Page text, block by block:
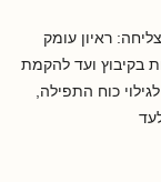
ראיון עומק
בקיבוץ ועד להקמת
כוח התפילה,